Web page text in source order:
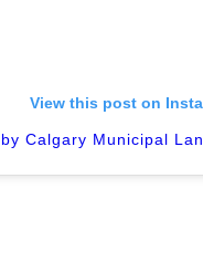
View this post on
Calgary Municipal